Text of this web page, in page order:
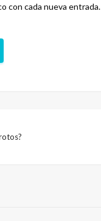
con cada nueva entrada.